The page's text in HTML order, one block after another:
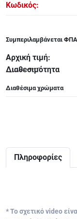
Κωδικός:
Συμπεριλαμβάνεται ΦΠΑ
Αρχική τιμή:
Διαθεσιμότητα
Διαθέσιμα χρώματα
Πληροφορίες
* Το σχετικό video
ΤΕΤΡΑΔΙΑ-DVD-CD